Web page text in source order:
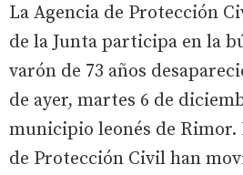
La Agencia de Protección
de la Junta participa en la
varón de 73 años
de ayer, martes 6 de
municipio leonés de Rimor.
de Protección Civil han